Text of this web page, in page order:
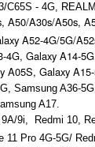
C65S - 4G,
A50/A30s/A50s,
A52-4G/5G/
4G, Galaxy A14-
A05S, Galaxy
Samsung A36-
A17.
9i, Redmi 10,
11 Pro 4G-5G/